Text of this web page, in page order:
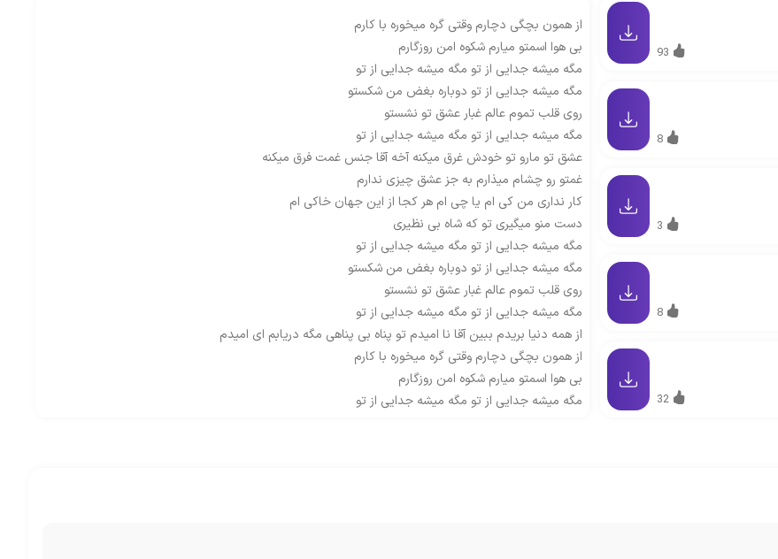
از همون بچگی دچارم وقتی گره میخوره با کارم
بی هوا اسمتو میارم شکوه امن روزگارم
مگه میشه جدایی از تو مگه میشه جدایی از تو
مگه میشه جدایی از تو دوباره بغض من شکستو
روی قلب تموم عالم غبار عشق تو نشستو
مگه میشه جدایی از تو مگه میشه جدایی از تو
عشق تو مارو تو خودش غرق میکنه آخه آقا جنس غمت فرق میکنه
غمتو رو چشام میذارم به جز عشق چیزی ندارم
کار نداری من کی ام یا چی ام هر کجا از این جهان خاکی ام
دست منو میگیری تو که شاه بی نظیری
مگه میشه جدایی از تو مگه میشه جدایی از تو
مگه میشه جدایی از تو دوباره بغض من شکستو
روی قلب تموم عالم غبار عشق تو نشستو
مگه میشه جدایی از تو مگه میشه جدایی از تو
از همه دنیا بریدم ببین آقا نا امیدم تو پناه بی پناهی مگه دریابم ای امیدم
از همون بچگی دچارم وقتی گره میخوره با کارم
بی هوا اسمتو میارم شکوه امن روزگارم
مگه میشه جدایی از تو مگه میشه جدایی از تو
93
8
3
8
32